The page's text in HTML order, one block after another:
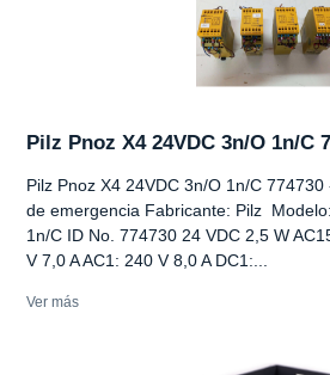
Pilz Pnoz X4 24VDC 3n/O 1n/C
Pilz Pnoz X4 24VDC 3n/O 1n/C
de emergencia Fabricante: Pilz
1n/C ID No. 774730 24 VDC 2,5 W
V 7,0 A AC1: 240 V 8,0 A DC1:...
Ver más